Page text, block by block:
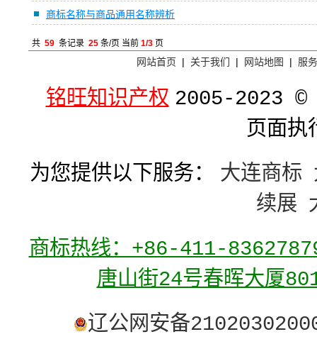
商标名称与商品通用名称辨析
共 59 条记录 25 条/页 当前 1/3 页
网站首页 | 关于我们 | 网站地图 | 服
铭旺知识产权 2005-2023
页面执
为您提供以下服务：
大连商标
续展
商标热线：+86-411-
唐山街24号春晖大厦
辽公网安备